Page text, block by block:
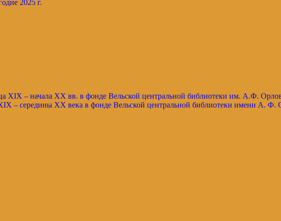
2025 г.
XIХ – начала XX вв. в фонде Вельской центральной библиотеки им. А.Ф.
– середины XX века в фонде Вельской центральной библиотеки имени А. Ф.